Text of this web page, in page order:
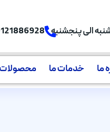
الی پنجشنبه
ما خدمات ما محصولات